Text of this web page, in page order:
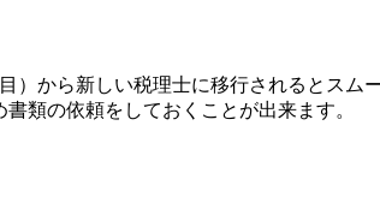
から新しい税理士に移行されるとスム
類の依頼をしておくことが出来ます。